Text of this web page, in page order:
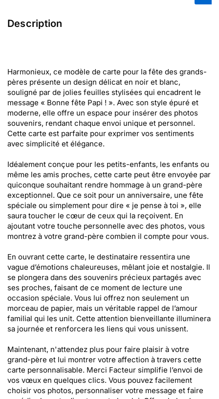
Description
Harmonieux, ce modèle de carte pour la fête des grands-
pères présente un design délicat en noir et blanc,
souligné par de jolies feuilles stylisées qui encadrent le
message « Bonne fête Papi ! ». Avec son style épuré et
moderne, elle offre un espace pour insérer des photos
souvenirs, rendant chaque envoi unique et personnel.
Cette carte est parfaite pour exprimer vos sentiments
avec simplicité et élégance.
Idéalement conçue pour les petits-enfants, les enfants ou
même les amis proches, cette carte peut être envoyée par
quiconque souhaitant rendre hommage à un grand-père
exceptionnel. Que ce soit pour un anniversaire, une fête
spéciale ou simplement pour dire « je pense à toi », elle
saura toucher le cœur de ceux qui la reçoivent. En
ajoutant votre touche personnelle avec des photos, vous
montrez à votre grand-père combien il compte pour vous.
En ouvrant cette carte, le destinataire ressentira une
vague d’émotions chaleureuses, mêlant joie et nostalgie. Il
se plongera dans des souvenirs précieux partagés avec
ses proches, faisant de ce moment de lecture une
occasion spéciale. Vous lui offrez non seulement un
morceau de papier, mais un véritable rappel de l’amour
familial qui les unit. Cette attention bienveillante illuminera
sa journée et renforcera les liens qui vous unissent.
Maintenant, n'attendez plus pour faire plaisir à votre
grand-père et lui montrer votre affection à travers cette
carte personnalisable. Merci Facteur simplifie l’envoi de
vos vœux en quelques clics. Vous pouvez facilement
choisir vos photos, personnaliser votre message et faire